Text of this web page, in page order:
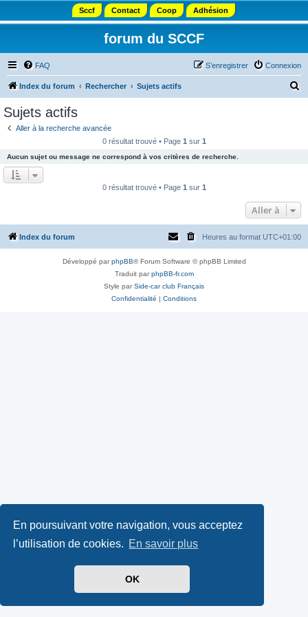
En poursuivant votre navigation, vous acceptez
l’utilisation de cookies. En savoir plus
OK
Sccf Contact Coop Adhésion
forum du SCCF
FAQ Connexion
S’enregistrer
Index du forum Rechercher Sujets actifs
e
r
Sujets actifs
Aller à la recherche avancée
0 résultat trouvé • Page 1 sur 1
Aucun sujet ou message ne correspond à vos critères de recherche.
0 résultat trouvé • Page 1 sur 1
Aller à
Index du forum Heures au format UTC+01:00
Développé parphpBB® Forum Software © phpBB Limited
Traduit parphpBB-fr.com
Style parSide-car club Français
Confidentialité | Conditions